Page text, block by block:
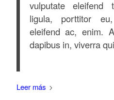
vulputate eleifend
ligula, porttitor
eleifend ac, enim.
dapibus in, viverra
Leer más